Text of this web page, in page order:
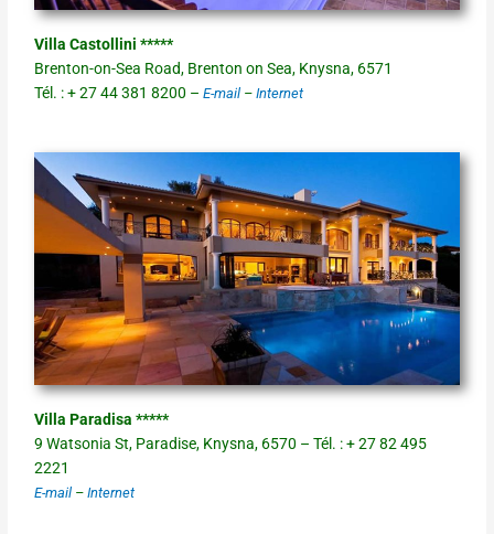
Villa Castollini *****
Brenton-on-Sea Road, Brenton on Sea, Knysna, 6571
Tél. : + 27 44 381 8200 –E-mail –Internet
Villa Paradisa *****
9 Watsonia St, Paradise, Knysna, 6570 – Tél. : + 27 82 495
2221
E-mail –Internet